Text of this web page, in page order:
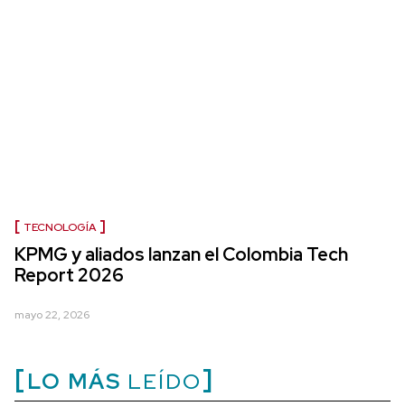
TECNOLOGÍA
KPMG y aliados lanzan el Colombia Tech
Report 2026
mayo 22, 2026
LO MÁS LEÍDO